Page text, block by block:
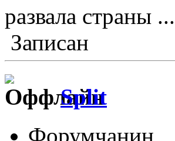
развала страны ...
Записан
Split
Форумчанин